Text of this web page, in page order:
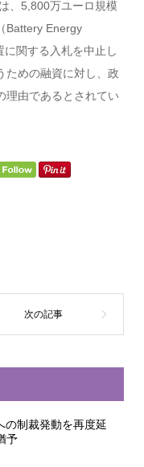
、5,800万ユーロ規模
Battery Energy
関する入札を中止し
ための融資に対し、政
理由であるとされてい
の制裁発動を再度延
予